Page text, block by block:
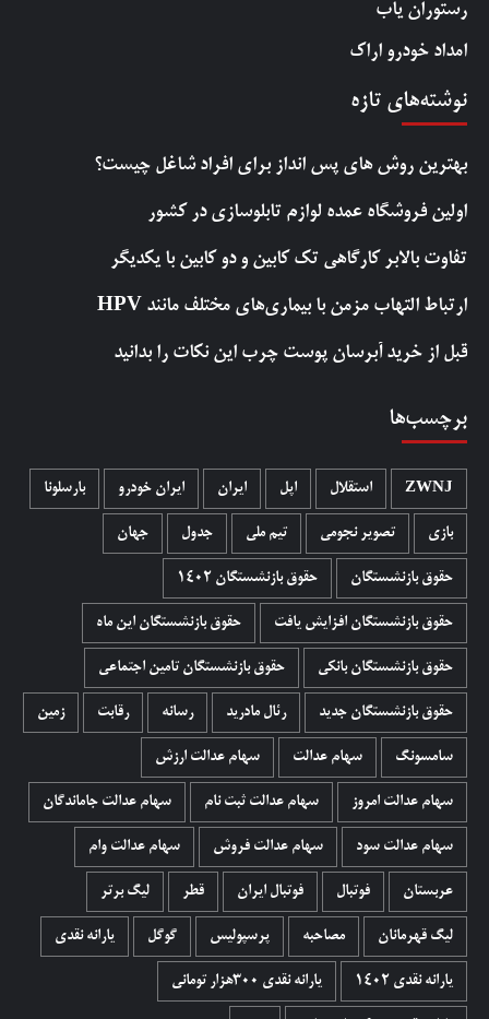
رستوران یاب
امداد خودرو اراک
نوشته‌های تازه
بهترین روش‌ های پس‌ انداز برای افراد شاغل چیست؟
اولین فروشگاه عمده لوازم تابلوسازی در کشور
تفاوت بالابر کارگاهی تک کابین و دو کابین با یکدیگر
ارتباط التهاب مزمن با بیماری‌های مختلف مانند HPV
قبل از خرید آبرسان پوست چرب این نکات را بدانید
برچسب‌ها
ZWNJ استقلال اپل ایران ایران خودرو بارسلونا
بازی تصویر نجومی تیم ملی جدول جهان
حقوق بازنشستگان حقوق بازنشستگان 1402
حقوق بازنشستگان افزایش یافت حقوق بازنشستگان این ماه
حقوق بازنشستگان بانکی حقوق بازنشستگان تامین اجتماعی
حقوق بازنشستگان جدید رئال مادرید رسانه رقابت زمین
سامسونگ سهام عدالت سهام عدالت ارزش
سهام عدالت امروز سهام عدالت ثبت نام سهام عدالت جاماندگان
سهام عدالت سود سهام عدالت فروش سهام عدالت وام
عربستان فوتبال فوتبال ایران قطر لیگ برتر
لیگ قهرمانان مصاحبه پرسپولیس گوگل یارانه نقدی
یارانه نقدی 1402 یارانه نقدی ۳۰۰هزار تومانی